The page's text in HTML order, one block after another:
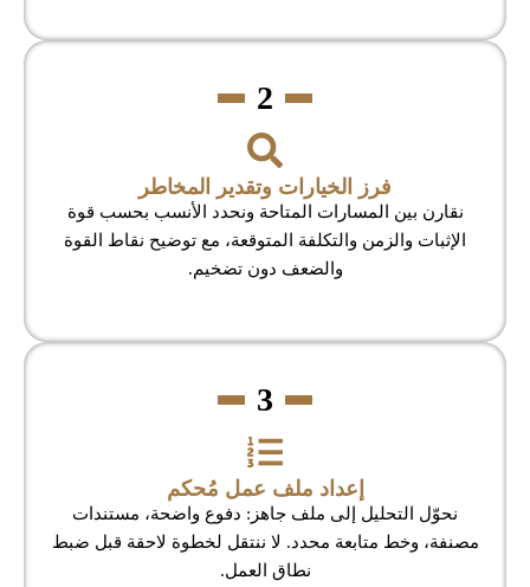
2
فرز الخيارات وتقدير المخاطر
نقارن بين المسارات المتاحة ونحدد الأنسب بحسب قوة
الإثبات والزمن والتكلفة المتوقعة، مع توضيح نقاط القوة
والضعف دون تضخيم.
3
إعداد ملف عمل مُحكم
نحوّل التحليل إلى ملف جاهز: دفوع واضحة، مستندات
مصنفة، وخط متابعة محدد. لا ننتقل لخطوة لاحقة قبل ضبط
نطاق العمل.